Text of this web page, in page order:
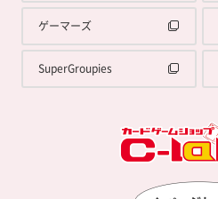
ゲーマーズ
SuperGroupies